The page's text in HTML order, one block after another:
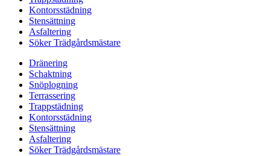
Kontorsstädning
Stensättning
Asfaltering
Söker Trädgårdsmästare
Dränering
Schaktning
Snöplogning
Terrassering
Trappstädning
Kontorsstädning
Stensättning
Asfaltering
Söker Trädgårdsmästare